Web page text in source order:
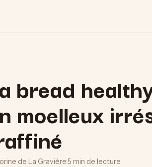
bread
moelleux
de La Gravière·5 min de lecture